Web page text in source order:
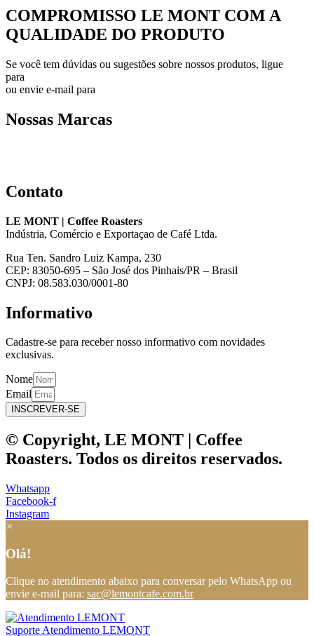
COMPROMISSO LE MONT COM A
QUALIDADE DO PRODUTO
Se você tem dúvidas ou sugestões sobre nossos produtos, ligue
para
ou envie e-mail para
Nossas Marcas
Contato
LE MONT | Coffee Roasters
Indústria, Comércio e Exportaçao de Café Ltda.
Rua Ten. Sandro Luiz Kampa, 230
CEP: 83050-695 – São José dos Pinhais/PR – Brasil
CNPJ: 08.583.030/0001-80
Informativo
Cadastre-se para receber nosso informativo com novidades
exclusivas.
Nome
Email
INSCREVER-SE
© Copyright, LE MONT | Coffee
Roasters. Todos os direitos reservados.
Whatsapp
Facebook-f
Instagram
×
Olá!
Clique no atendimento abaixo para conversar pelo WhatsApp ou
envie e-mail para: sac@lemontcafe.com.br
Suporte Atendimento LEMONT